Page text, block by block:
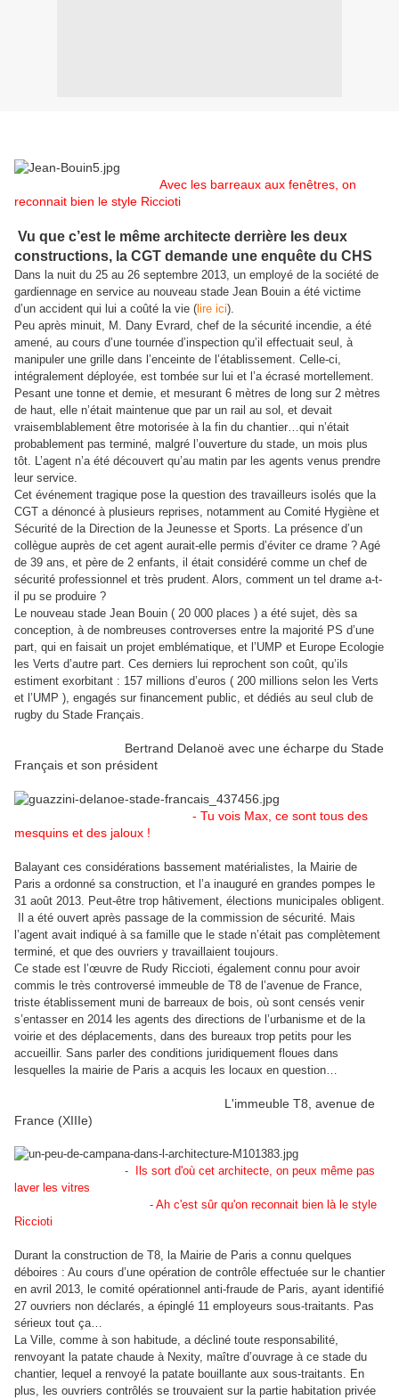
Avec les barreaux aux fenêtres, on
reconnait bien le style Riccioti
Vu que c’est le même architecte derrière les deux
constructions, la CGT demande une enquête du CHS
Dans la nuit du 25 au 26 septembre 2013, un employé de la société de
gardiennage en service au nouveau stade Jean Bouin a été victime
d’un accident qui lui a coûté la vie ( lire ici).
Peu après minuit, M. Dany Evrard, chef de la sécurité incendie, a été
amené, au cours d’une tournée d’inspection qu’il effectuait seul, à
manipuler une grille dans l’enceinte de l’établissement. Celle-ci,
intégralement déployée, est tombée sur lui et l’a écrasé mortellement.
Pesant une tonne et demie, et mesurant 6 mètres de long sur 2 mètres
de haut, elle n’était maintenue que par un rail au sol, et devait
vraisemblablement être motorisée à la fin du chantier…qui n’était
probablement pas terminé, malgré l’ouverture du stade, un mois plus
tôt. L’agent n’a été découvert qu’au matin par les agents venus prendre
leur service.
Cet événement tragique pose la question des travailleurs isolés que la
CGT a dénoncé à plusieurs reprises, notamment au Comité Hygiène et
Sécurité de la Direction de la Jeunesse et Sports. La présence d’un
collègue auprès de cet agent aurait-elle permis d’éviter ce drame ? Agé
de 39 ans, et père de 2 enfants, il était considéré comme un chef de
sécurité professionnel et très prudent. Alors, comment un tel drame a-t-
il pu se produire ?
Le nouveau stade Jean Bouin ( 20 000 places ) a été sujet, dès sa
conception, à de nombreuses controverses entre la majorité PS d’une
part, qui en faisait un projet emblématique, et l’UMP et Europe Ecologie
les Verts d’autre part. Ces derniers lui reprochent son coût, qu’ils
estiment exorbitant : 157 millions d’euros ( 200 millions selon les Verts
et l’UMP ), engagés sur financement public, et dédiés au seul club de
rugby du Stade Français.
Bertrand Delanoë avec une écharpe du Stade
Français et son président
- Tu vois Max, ce sont tous des
mesquins et des jaloux !
Balayant ces considérations bassement matérialistes, la Mairie de
Paris a ordonné sa construction, et l’a inauguré en grandes pompes le
31 août 2013. Peut-être trop hâtivement, élections municipales obligent.
Il a été ouvert après passage de la commission de sécurité. Mais
l’agent avait indiqué à sa famille que le stade n’était pas complètement
terminé, et que des ouvriers y travaillaient toujours.
Ce stade est l’œuvre de Rudy Riccioti, également connu pour avoir
commis le très controversé immeuble de T8 de l’avenue de France,
triste établissement muni de barreaux de bois, où sont censés venir
s’entasser en 2014 les agents des directions de l’urbanisme et de la
voirie et des déplacements, dans des bureaux trop petits pour les
accueillir. Sans parler des conditions juridiquement floues dans
lesquelles la mairie de Paris a acquis les locaux en question…
L'immeuble T8, avenue de
France (XIIIe)
- Ils sort d'où cet architecte, on peux même pas
laver les vitres
- Ah c'est sûr qu'on reconnait bien là le style
Riccioti
Durant la construction de T8, la Mairie de Paris a connu quelques
déboires : Au cours d’une opération de contrôle effectuée sur le chantier
en avril 2013, le comité opérationnel anti-fraude de Paris, ayant identifié
27 ouvriers non déclarés, a épinglé 11 employeurs sous-traitants. Pas
sérieux tout ça…
La Ville, comme à son habitude, a décliné toute responsabilité,
renvoyant la patate chaude à Nexity, maître d’ouvrage à ce stade du
chantier, lequel a renvoyé la patate bouillante aux sous-traitants. En
plus, les ouvriers contrôlés se trouvaient sur la partie habitation privée